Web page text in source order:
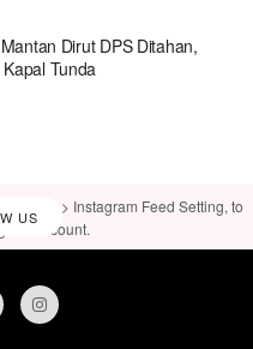
Dirut DPS Ditahan,
Tunda
US
& View > Instagram Feed Setting, to
account.